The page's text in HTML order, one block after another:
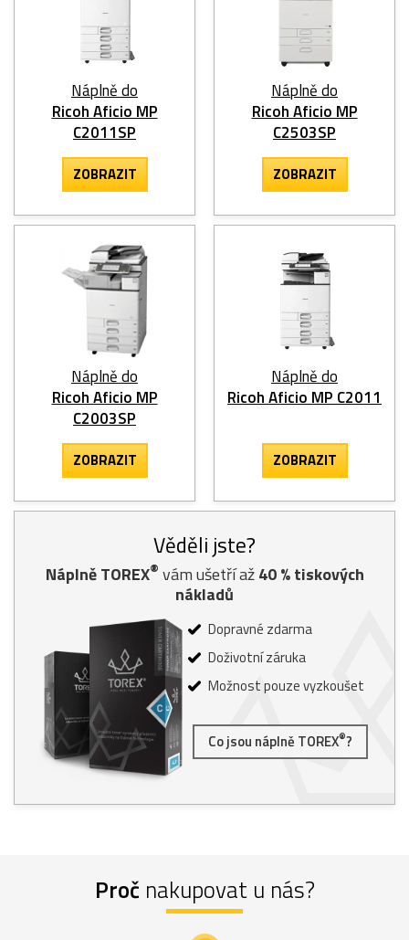
Náplně do
Ricoh Aficio MP
C2011SP
ZOBRAZIT
Náplně do
Ricoh Aficio MP
C2503SP
ZOBRAZIT
Náplně do
Ricoh Aficio MP
C2003SP
ZOBRAZIT
Náplně do
Ricoh Aficio MP C2011
ZOBRAZIT
Věděli jste?
Náplně TOREX® vám ušetří až40% tiskových
nákladů
Dopravné zdarma
Doživotní záruka
Možnost pouze vyzkoušet
Co jsou náplně TOREX®?
Proč nakupovat u nás?